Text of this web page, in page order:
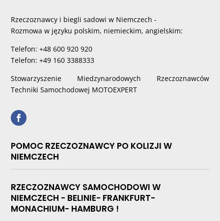
Rzeczoznawcy i biegli sadowi w Niemczech -
Rozmowa w języku polskim, niemieckim, angielskim:
Telefon: +48 600 920 920
Telefon: +49 160 3388333
Stowarzyszenie Miedzynarodowych Rzeczoznawców
Techniki Samochodowej MOTOEXPERT
POMOC RZECZOZNAWCY PO KOLIZJI W
NIEMCZECH
RZECZOZNAWCY SAMOCHODOWI W
NIEMCZECH - BELINIE- FRANKFURT-
MONACHIUM- HAMBURG !